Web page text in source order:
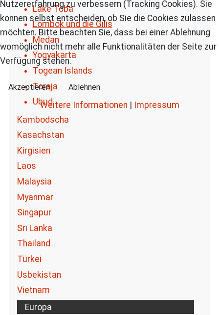
Lake Toba
Lombok und die Gilis
Medan
Yogyakarta
Togean Islands
Toraja
Ubud
Kambodscha
Kasachstan
Kirgisien
Laos
Malaysia
Myanmar
Singapur
Sri Lanka
Thailand
Türkei
Usbekistan
Vietnam
Europa
Nutzererfahrung zu verbessern (Tracking Cookies). Sie
können selbst entscheiden, ob Sie die Cookies zulassen
möchten. Bitte beachten Sie, dass bei einer Ablehnung
womöglich nicht mehr alle Funktionalitäten der Seite zur
Verfügung stehen.
Akzeptieren Ablehnen
Weitere Informationen Impressum